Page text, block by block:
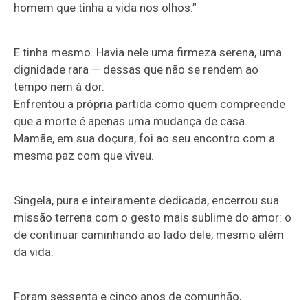
homem que tinha a vida nos olhos.”
E tinha mesmo. Havia nele uma firmeza serena, uma
dignidade rara — dessas que não se rendem ao
tempo nem à dor.
Enfrentou a própria partida como quem compreende
que a morte é apenas uma mudança de casa.
Mamãe, em sua doçura, foi ao seu encontro com a
mesma paz com que viveu.
Singela, pura e inteiramente dedicada, encerrou sua
missão terrena com o gesto mais sublime do amor: o
de continuar caminhando ao lado dele, mesmo além
da vida.
Foram sessenta e cinco anos de comunhão,